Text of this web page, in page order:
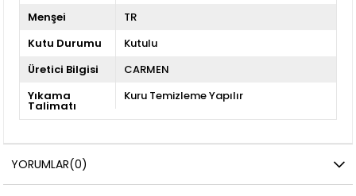
Menşei
TR
Kutu Durumu
Kutulu
Üretici Bilgisi
CARMEN
Yıkama
Talimatı
Kuru Temizleme Yapılır
YORUMLAR(0)